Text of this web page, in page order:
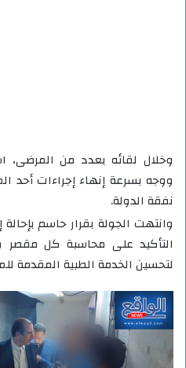
وخلال لقائه بعدد من
ووجه بسرعة إنهاء إجراءات أحد
نفقة الدولة.
وانتهت الجولة بقرار حاسم
التأكيد على محاسبة كل مقصر
لتحسين الخدمة الطبية المقدمة